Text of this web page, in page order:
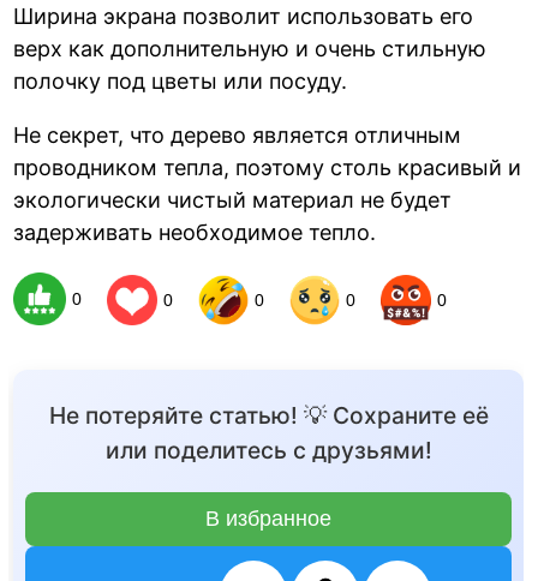
Ширина экрана позволит использовать его
верх как дополнительную и очень стильную
полочку под цветы или посуду.
Не секрет, что дерево является отличным
проводником тепла, поэтому столь красивый и
экологически чистый материал не будет
задерживать необходимое тепло.
0 0 0 0 0
Не потеряйте статью! 💡 Сохраните её
или поделитесь с друзьями!
В избранное